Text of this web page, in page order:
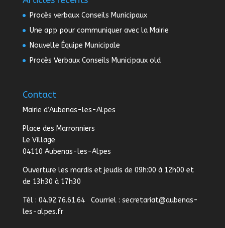
Procès verbaux Conseils Municipaux
Une app pour communiquer avec la Mairie
Nouvelle Équipe Municipale
Procès Verbaux Conseils Municipaux old
Contact
Mairie d’Aubenas-les-Alpes
Place des Marronniers
Le Village
04110 Aubenas-les-Alpes
Ouverture les mardis et jeudis de 09h:00 à 12h00 et
de 13h30 à 17h30
Tél : 04.92.76.61.64 Courriel : secretariat@aubenas-
les-alpes.fr